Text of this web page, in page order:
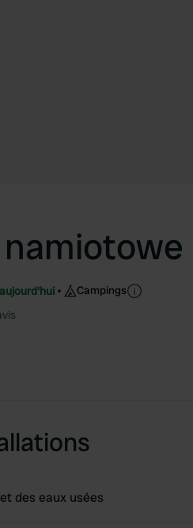
Campings
des eaux usées